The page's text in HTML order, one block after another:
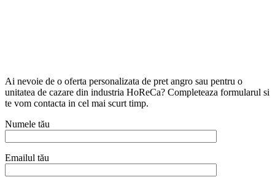
Ai nevoie de o oferta personalizata de pret angro sau pentru o
unitatea de cazare din industria HoReCa? Completeaza formularul si
te vom contacta in cel mai scurt timp.
Numele tău
Emailul tău